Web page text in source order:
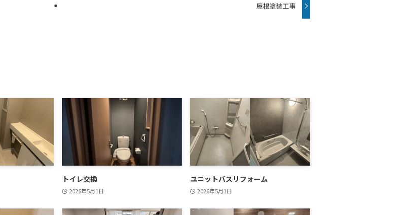
屋根塗装工事
トイレ交換
2026年5月1日
ユニットバスリフォーム
2026年5月1日